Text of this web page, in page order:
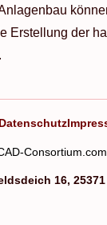
der
Datenschutz
16,